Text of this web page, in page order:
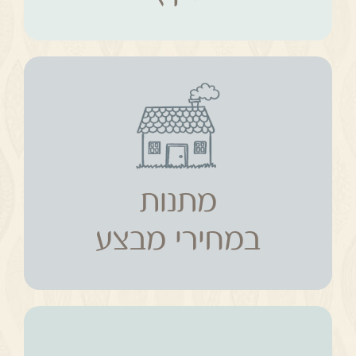
מתנות
במחירי מבצע
מתנות
במחירי מבצע